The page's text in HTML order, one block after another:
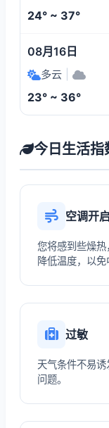
24° ~ 37°
08月16日
多云
23° ~ 36°
今日生活指
空调开启
您将感到些燥
降低温度，以免
过敏
天气条件不易
问题。